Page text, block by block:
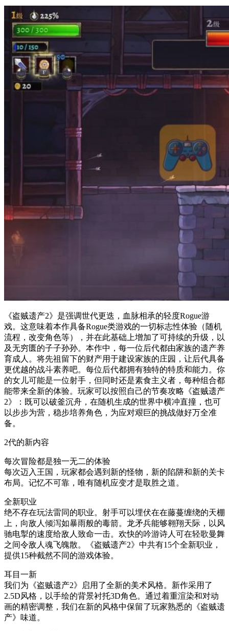
《盗贼遗产2》是强调世代更迭，血脉相承的轻度Rogue游
戏。这意味着本作具备Rogue类游戏的一切标志性体验（随机
流程，改变角色等），并在此基础上增加了可持续的升级，以
及无穷匮的子子孙孙。本作中，每一位后代都由家族的遗产养
育成人。将先祖留下的财产用于建设家族的庄园，让后代具备
更优越的战斗素养吧。每位后代都拥有独特的特质和能力。你
的女儿可能是一位射手，但同时还是素食主义者，每种组合都
能带来全新的体验。玩家可以按照自己的节奏攻略《盗贼遗产
2》：既可以破釜沉舟，在随机生成的世界中横冲直撞，也可
以步步为营，稳步培养角色，为应对艰巨的挑战做好万全准
备。
2代的新内容
每次冒险都是独一无二的体验
每次迈入王国，玩家都会遇到新的怪物，新的陷阱和新的关卡
布局。记忆不可靠，唯有随机应变才是取胜之道。
全新职业
绝不存在玩法雷同的职业。射手可以埋伏在在藤蔓缠绕的天棚
上，向敌人倾泻如暴雨般的毒箭。龙矛兵能够翱翔天际，以风
驰电掣的速度给敌人致命一击。欢快的吟游诗人可在轻歌曼舞
之间令敌人魂飞魄散。《盗贼遗产2》中共有15个全新职业，
提供15种截然不同的游戏体验。
耳目一新
我们为《盗贼遗产2》启用了全新的美术风格。新作采用了
2.5D风格，以手绘的背景衬托3D角色。通过着重渲染和对动
画的精密调整，我们在新的风格中保留了玩家熟悉的《盗贼遗
产》味道。